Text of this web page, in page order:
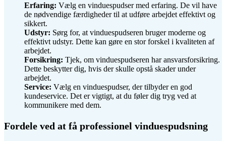
Erfaring: Vælg en vinduespudser med erfaring. De vil have
de nødvendige færdigheder til at udføre arbejdet effektivt og
sikkert.
Udstyr: Sørg for, at vinduespudseren bruger moderne og
effektivt udstyr. Dette kan gøre en stor forskel i kvaliteten af
arbejdet.
Forsikring: Tjek, om vinduespudseren har ansvarsforsikring.
Dette beskytter dig, hvis der skulle opstå skader under
arbejdet.
Service: Vælg en vinduespudser, der tilbyder en god
kundeservice. Det er vigtigt, at du føler dig tryg ved at
kommunikere med dem.
Fordele ved at få professionel vinduespudsning